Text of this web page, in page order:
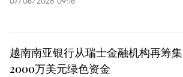
越南南亚银行从瑞士金融机构再筹集
2000万美元绿色资金